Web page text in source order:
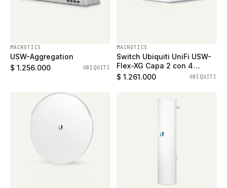
MACROTICS
USW-Aggregation
$ 1.256.000
UBIQUITI
MACROTICS
Switch Ubiquiti UniFi USW-
Flex-XG Capa 2 con 4
puertos ethernet 10Gb y un
$ 1.261.000 UBIQUITI